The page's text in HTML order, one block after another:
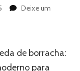
Deixe um
de borracha:
para